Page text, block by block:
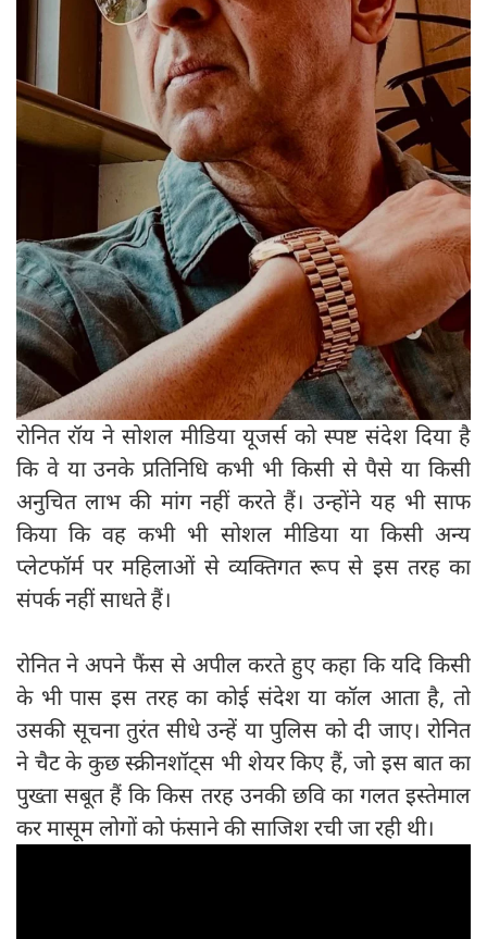
रोनित रॉय ने सोशल मीडिया यूजर्स को स्पष्ट संदेश दिया है
कि वे या उनके प्रतिनिधि कभी भी किसी से पैसे या किसी
अनुचित लाभ की मांग नहीं करते हैं। उन्होंने यह भी साफ
किया कि वह कभी भी सोशल मीडिया या किसी अन्य
प्लेटफॉर्म पर महिलाओं से व्यक्तिगत रूप से इस तरह का
संपर्क नहीं साधते हैं।
रोनित ने अपने फैंस से अपील करते हुए कहा कि यदि किसी
के भी पास इस तरह का कोई संदेश या कॉल आता है, तो
उसकी सूचना तुरंत सीधे उन्हें या पुलिस को दी जाए। रोनित
ने चैट के कुछ स्क्रीनशॉट्स भी शेयर किए हैं, जो इस बात का
पुख्ता सबूत हैं कि किस तरह उनकी छवि का गलत इस्तेमाल
कर मासूम लोगों को फंसाने की साजिश रची जा रही थी।